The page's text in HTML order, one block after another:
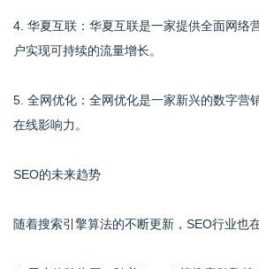
4. 华夏互联：华夏互联是一家提供全面网络
户实现可持续的流量增长。
5. 全网优化：全网优化是一家新兴的数字营
在线影响力。
SEO的未来趋势
随着搜索引擎算法的不断更新，SEO行业也